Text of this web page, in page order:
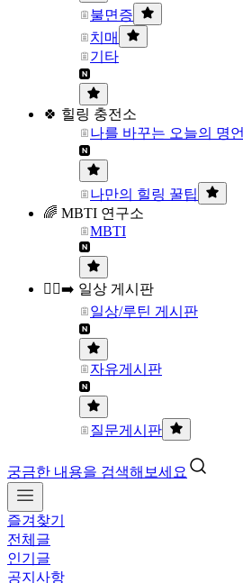
불면증
치매
기타
🍀 힐링 충전소
나를 바꾸는 오늘의 명언
나만의 힐링 꿀팁
🌈 MBTI 연구소
MBTI
🏃‍♀️‍➡️ 일상 게시판
일상/루틴 게시판
자유게시판
질문게시판
궁금한 내용을 검색해보세요
즐겨찾기
전체글
인기글
공지사항